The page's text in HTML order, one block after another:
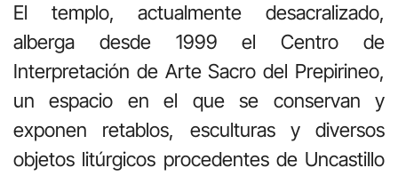
El templo, actualmente desacralizado,
alberga desde 1999 el Centro de
Interpretación de Arte Sacro del Prepirineo,
un espacio en el que se conservan y
exponen retablos, esculturas y diversos
objetos litúrgicos procedentes de Uncastillo